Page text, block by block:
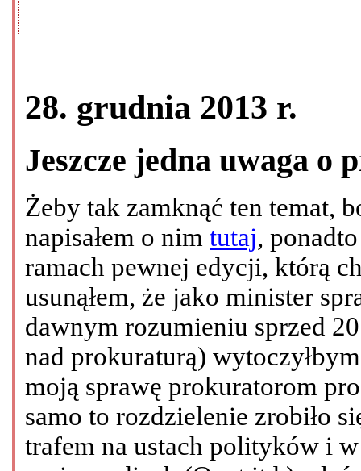
28. grudnia 2013 r.
Jeszcze jedna uwaga o
Żeby tak zamknąć ten temat,
napisałem o nim tutaj,
ramach pewnej edycji, którą
usunąłem, że jako minister
dawnym rozumieniu sprzed
nad prokuraturą)
moją sprawę prokuratorom
samo to rozdzielenie zrobiło
trafem na ustach polityków i